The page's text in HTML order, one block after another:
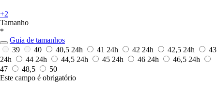
+2
Tamanho
*
Guia de tamanhos
39
40 40,5 24h 41 24h 42 24h 42,5 24h
43
24h
44 24h 44,5 24h 45 24h 46 24h 46,5 24h
47
48,5
50
Este campo é obrigatório